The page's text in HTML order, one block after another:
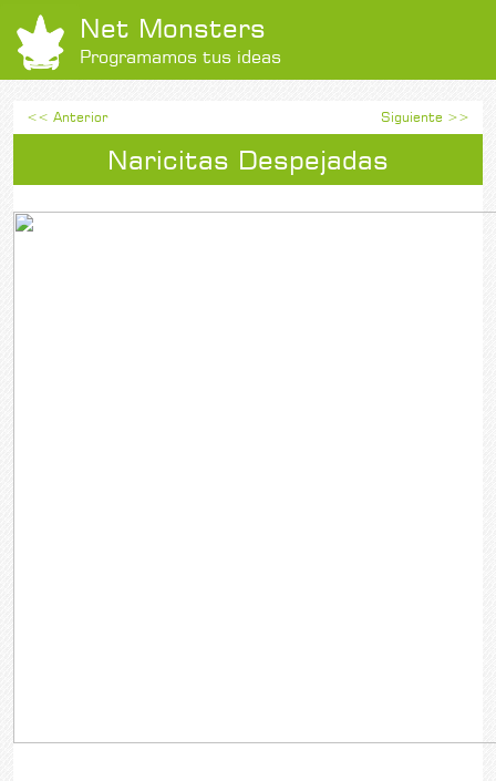
Net Monsters
Programamos tus ideas
<< Anterior Siguiente >>
Naricitas Despejadas